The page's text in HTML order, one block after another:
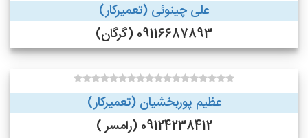
علی چینوئی (تعمیرکار)
09116687893 (گرگان)
عظیم پوربخشیان (تعمیرکار)
09124238412 (رامسر )